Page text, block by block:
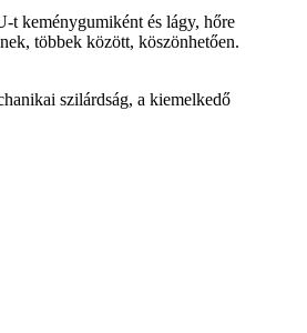
t keménygumiként és lágy, hőre
többek között, köszönhetően.
szilárdság, a kiemelkedő